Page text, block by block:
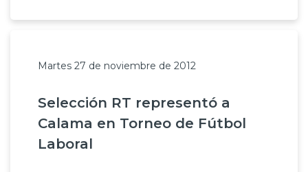
Martes 27 de noviembre de 2012
Selección RT representó a
Calama en Torneo de Fútbol
Laboral